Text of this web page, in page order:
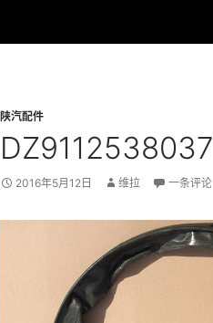
陕汽配件
DZ9112538037
2016年5月12日 维拉 一条评论